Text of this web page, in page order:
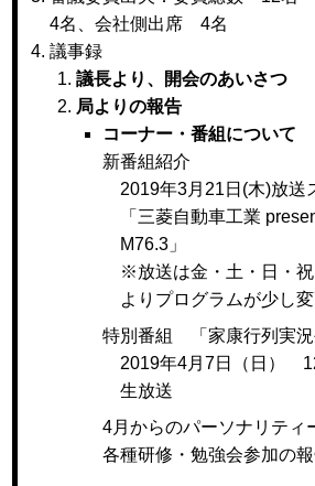
4名、会社側出席 4名
議事録
議長より、開会のあいさつ
局よりの報告
コーナー・番組について
新番組紹介
2019年3月21日(木)放送
「三菱自動車工業
M76.3」
※放送は金・土・日・
よりプログラムが少し変
特別番組 「家康行列実況
2019年4月7日（日）
生放送
4月からのパーソナリティ
各種研修・勉強会参加の